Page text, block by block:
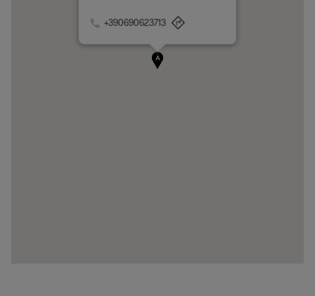
A
+390690623713